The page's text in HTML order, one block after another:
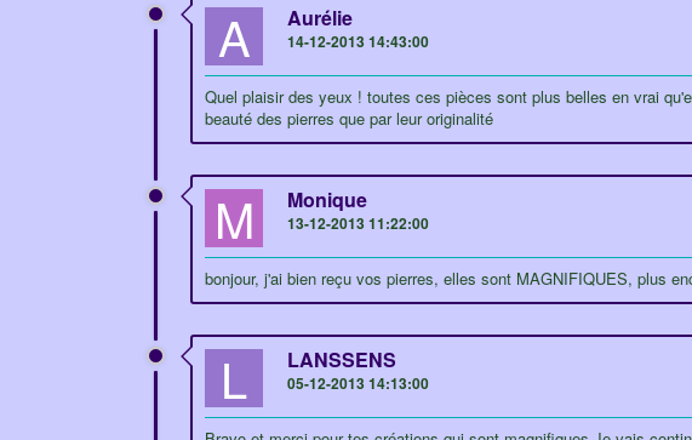
A Aurélie
14-12-2013 14:43:00
Quel plaisir des yeux ! toutes ces pièces sont plus belles en vrai
beauté des pierres que par leur originalité
M Monique
13-12-2013 11:22:00
bonjour, j'ai bien reçu vos pierres, elles sont MAGNIFIQUES, plus
L LANSSENS
05-12-2013 14:13:00